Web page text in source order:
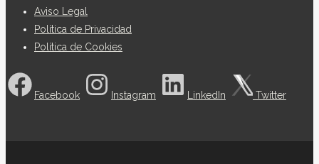
Aviso Legal
Política de Privacidad
Política de Cookies
Facebook Instagram LinkedIn Twitter